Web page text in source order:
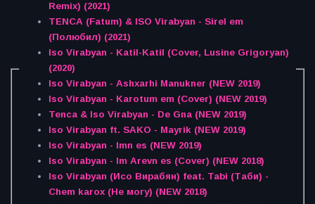
Remix) (2021)
TENCA (Fatum) & ISO Virabyan - Sirel em
(Полюбил) (2021)
Iso Virabyan - Katil-Katil (Cover, Lusine Grigoryan)
(2020)
Iso Virabyan - Ashxarhi Manukner (NEW 2019)
Iso Virabyan - Karotum em (Cover) (NEW 2019)
Tenca & Iso Virabyan - De Gna (NEW 2019)
Iso Virabyan ft. SAKO - Mayrik (NEW 2019)
Iso Virabyan - Imn es (NEW 2019)
Iso Virabyan - Im Arevn es (Cover) (NEW 2018)
Iso Virabyan (Исо Вирабян) feat. Tabi (Таби) -
Chem karox (Не могу) (NEW 2018)